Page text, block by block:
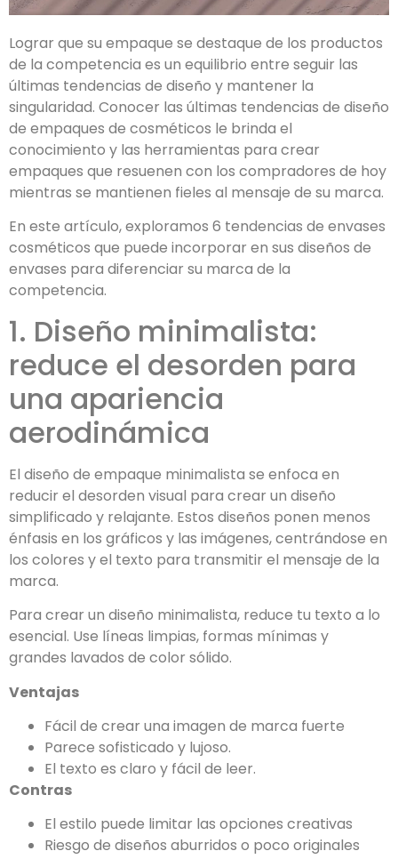
Lograr que su empaque se destaque de los productos
de la competencia es un equilibrio entre seguir las
últimas tendencias de diseño y mantener la
singularidad. Conocer las últimas tendencias de diseño
de empaques de cosméticos le brinda el
conocimiento y las herramientas para crear
empaques que resuenen con los compradores de hoy
mientras se mantienen fieles al mensaje de su marca.
En este artículo, exploramos 6 tendencias de envases
cosméticos que puede incorporar en sus diseños de
envases para diferenciar su marca de la
competencia.
1. Diseño minimalista:
reduce el desorden para
una apariencia
aerodinámica
El diseño de empaque minimalista se enfoca en
reducir el desorden visual para crear un diseño
simplificado y relajante. Estos diseños ponen menos
énfasis en los gráficos y las imágenes, centrándose en
los colores y el texto para transmitir el mensaje de la
marca.
Para crear un diseño minimalista, reduce tu texto a lo
esencial. Use líneas limpias, formas mínimas y
grandes lavados de color sólido.
Ventajas
Fácil de crear una imagen de marca fuerte
Parece sofisticado y lujoso.
El texto es claro y fácil de leer.
Contras
El estilo puede limitar las opciones creativas
Riesgo de diseños aburridos o poco originales